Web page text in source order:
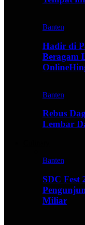
Banten
Hadir di
Beragam
Banten
Rebus
Lembar
Banten
SDC Fest
Miliar